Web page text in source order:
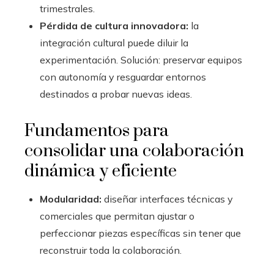
trimestrales.
Pérdida de cultura innovadora: la
integración cultural puede diluir la
experimentación. Solución: preservar equipos
con autonomía y resguardar entornos
destinados a probar nuevas ideas.
Fundamentos para
consolidar una colaboración
dinámica y eficiente
Modularidad: diseñar interfaces técnicas y
comerciales que permitan ajustar o
perfeccionar piezas específicas sin tener que
reconstruir toda la colaboración.